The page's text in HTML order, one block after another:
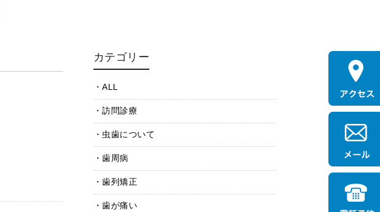
カテゴリー
ALL
訪問診療
虫歯について
歯周病
歯列矯正
歯が痛い